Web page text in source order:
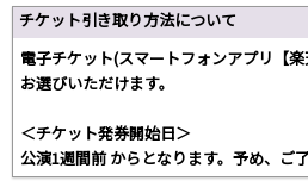
チケット引き取り方法について
電子チケット(スマートフォンアプリ【
お選びいただけます。
＜チケット発券開始日＞
公演1週間前 からとなります。予め、ご